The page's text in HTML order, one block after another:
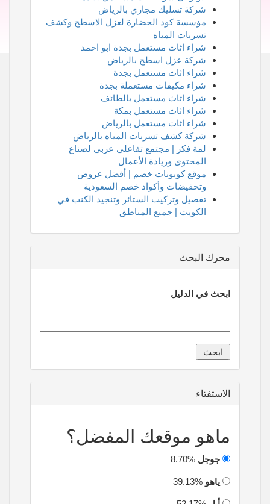
شركة تسليك مجاري بالرياض
مؤسسة كود الحضارة لعزل الاسطح وكشف
تسربات المياه
شراء اثاث مستعمل بجدة ابو احمد
شركة عزل اسطح بالرياض
شراء اثاث مستعمل بجدة
شراء مكيفات مستعملة بجدة
شراء اثاث مستعمل بالطائف
شراء اثاث مستعمل بمكة
شراء اثاث مستعمل بالرياض
شركة كشف تسربات المياه بالرياض
لمة فكر | مجتمع تفاعلي عربي لصناع
المحتوى وريادة الأعمال
موقع كوبونات خصم | أفضل عروض
وتخفيضات وأكواد خصم السعودية
تفصيل وتركيب الستائر وتنجيد الكنب في
الكويت | جميع المناطق
محرك البحث
ابحث في الدليل
الاستفتاء
ماهو موقعك المفضل؟
جوجل
ياهو